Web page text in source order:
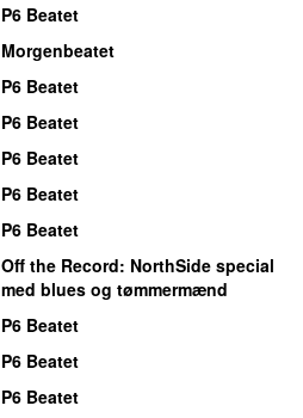
P6 Beatet
Morgenbeatet
P6 Beatet
P6 Beatet
P6 Beatet
P6 Beatet
P6 Beatet
Off the Record: NorthSide special
med blues og tømmermænd
P6 Beatet
P6 Beatet
P6 Beatet